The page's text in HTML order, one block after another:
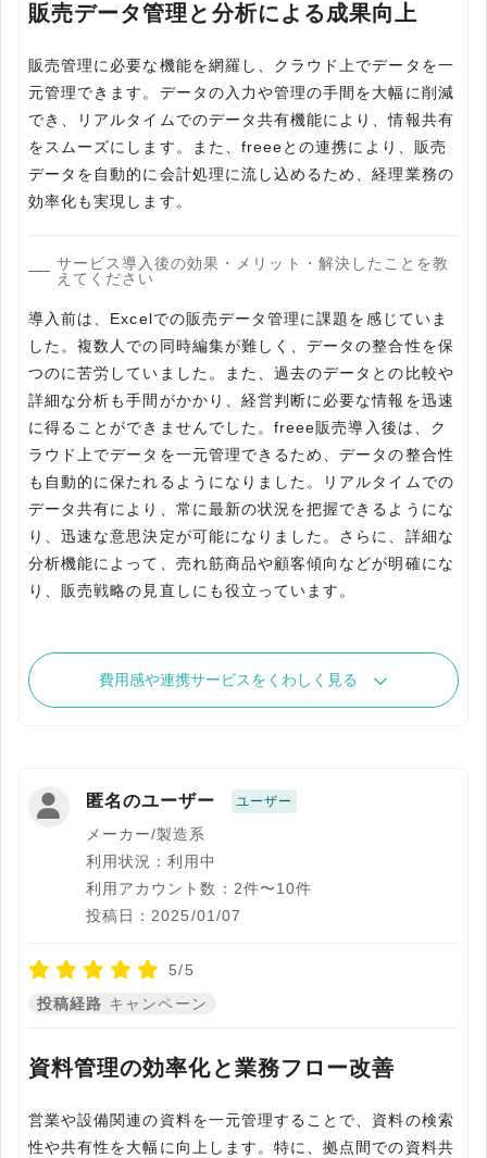
販売データ管理と分析による成果向上
販売管理に必要な機能を網羅し、クラウド上でデータを⼀
元管理できます。データの⼊⼒や管理の⼿間を⼤幅に削減
でき、リアルタイムでのデータ共有機能により、情報共有
をスムーズにします。また、freeeとの連携により、販売
データを⾃動的に会計処理に流し込めるため、経理業務の
効率化も実現します。
サービス導入後の効果・メリット・解決したことを教
えてください
導入前は、Excelでの販売データ管理に課題を感じていま
した。複数⼈での同時編集が難しく、データの整合性を保
つのに苦労していました。また、過去のデータとの⽐較や
詳細な分析も⼿間がかかり、経営判断に必要な情報を迅速
に得ることができませんでした。freee販売導入後は、ク
ラウド上でデータを⼀元管理できるため、データの整合性
も⾃動的に保たれるようになりました。リアルタイムでの
データ共有により、常に最新の状況を把握できるようにな
り、迅速な意思決定が可能になりました。さらに、詳細な
分析機能によって、売れ筋商品や顧客傾向などが明確にな
り、販売戦略の⾒直しにも役⽴っています。
費用感や連携サービスをくわしく見る
匿名のユーザー ユーザー
メーカー/製造系
利用状況：利用中
利用アカウント数：2件〜10件
投稿日：2025/01/07
5/5
投稿経路 キャンペーン
資料管理の効率化と業務フロー改善
営業や設備関連の資料を一元管理することで、資料の検索
性や共有性を大幅に向上します。特に、拠点間での資料共